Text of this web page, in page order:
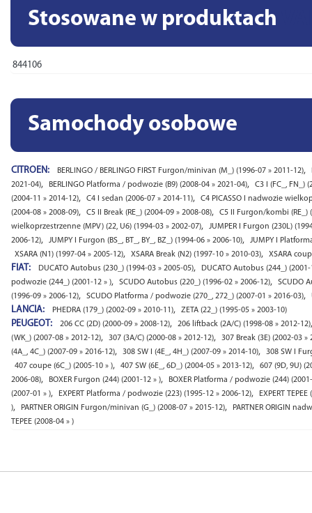
Stosowane w produktach
844106
Samochody osobowe
CITROEN: BERLINGO / BERLINGO FIRST Furgon/minivan (M_) (1996-07 » 2011-12),
2021-04), BERLINGO Platforma / podwozie (B9) (2008-04 » 2021-04), C3 I (FC_, FN_)
(2004-11 » 2014-12), C4 I sedan (2006-07 » 2014-11), C4 PICASSO I nadwozie
(2004-08 » 2008-09), C5 II Break (RE_) (2004-09 » 2008-08), C5 II Furgon/kombi (RE_)
wielkoprzestrzenne (MPV) (22, U6) (1994-03 » 2002-07), JUMPER I Furgon (230L)
2006-12), JUMPY I Furgon (BS_, BT_, BY_, BZ_) (1994-06 » 2006-10), JUMPY I
XSARA (N1) (1997-04 » 2005-12), XSARA Break (N2) (1997-10 » 2010-03), XSARA
FIAT: DUCATO Autobus (230_) (1994-03 » 2005-05), DUCATO Autobus (244_) (2001-
podwozie (244_) (2001-12 » ), SCUDO Autobus (220_) (1996-02 » 2006-12), SCUDO
(1996-09 » 2006-12), SCUDO Platforma / podwozie (270_, 272_) (2007-01 » 2016-03),
LANCIA: PHEDRA (179_) (2002-09 » 2010-11), ZETA (22_) (1995-05 » 2003-10)
PEUGEOT: 206 CC (2D) (2000-09 » 2008-12), 206 liftback (2A/C) (1998-08 » 2012-12),
(WK_) (2007-08 » 2012-12), 307 (3A/C) (2000-08 » 2012-12), 307 Break (3E) (2002-03 »
(4A_, 4C_) (2007-09 » 2016-12), 308 SW I (4E_, 4H_) (2007-09 » 2014-10), 308 SW I
407 coupe (6C_) (2005-10 » ), 407 SW (6E_, 6D_) (2004-05 » 2013-12), 607 (9D, 9U)
2006-08), BOXER Furgon (244) (2001-12 » ), BOXER Platforma / podwozie (244)
(2007-01 » ), EXPERT Platforma / podwozie (223) (1995-12 » 2006-12), EXPERT
), PARTNER ORIGIN Furgon/minivan (G_) (2008-07 » 2015-12), PARTNER ORIGIN
TEPEE (2008-04 » )